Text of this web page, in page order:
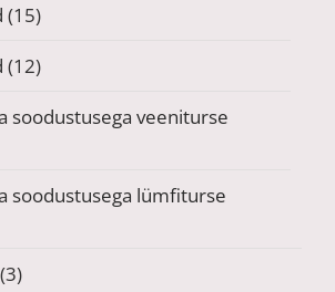
(15)
(12)
soodustusega veeniturse
soodustusega lümfiturse
(3)